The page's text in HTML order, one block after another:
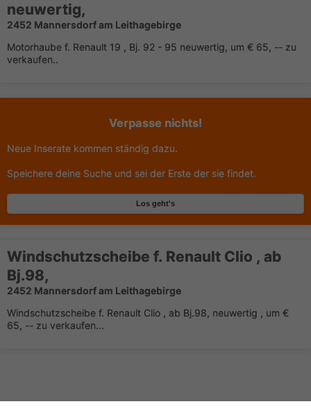
neuwertig,
2452 Mannersdorf am Leithagebirge
Motorhaube f. Renault 19 , Bj. 92 - 95 neuwertig, um € 65, -- zu
verkaufen..
Verpasse nichts!
Neue Inserate kommen ständig dazu.
Speichere deine Suche und sei der Erste der sie findet.
Los geht's
Windschutzscheibe f. Renault Clio , ab
Bj.98,
2452 Mannersdorf am Leithagebirge
Windschutzscheibe f. Renault Clio , ab Bj.98, neuwertig , um €
65, -- zu verkaufen...